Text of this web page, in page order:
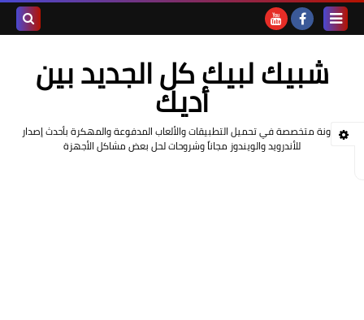
المدونةشبيك لبيك كل الجديد بين
أديك
مدونة متخصصة في تحميل التطبيقات والألعاب المدفوعة والمهكرة بأحدث إصدار
للأندرويد والويندوز مجاناً وشروحات لحل بعض مشاكل الأجهزة